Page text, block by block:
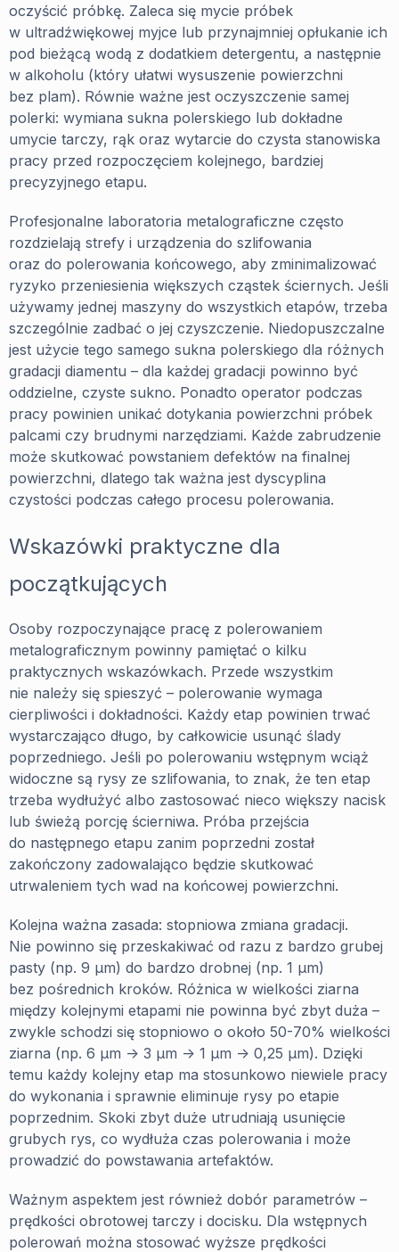
oczyścić próbkę. Zaleca się mycie próbek
w ultradźwiękowej myjce lub przynajmniej opłukanie ich
pod bieżącą wodą z dodatkiem detergentu, a następnie
w alkoholu (który ułatwi wysuszenie powierzchni
bez plam). Równie ważne jest oczyszczenie samej
polerki: wymiana sukna polerskiego lub dokładne
umycie tarczy, rąk oraz wytarcie do czysta stanowiska
pracy przed rozpoczęciem kolejnego, bardziej
precyzyjnego etapu.
Profesjonalne laboratoria metalograficzne często
rozdzielają strefy i urządzenia do szlifowania
oraz do polerowania końcowego, aby zminimalizować
ryzyko przeniesienia większych cząstek ściernych. Jeśli
używamy jednej maszyny do wszystkich etapów, trzeba
szczególnie zadbać o jej czyszczenie. Niedopuszczalne
jest użycie tego samego sukna polerskiego dla różnych
gradacji diamentu – dla każdej gradacji powinno być
oddzielne, czyste sukno. Ponadto operator podczas
pracy powinien unikać dotykania powierzchni próbek
palcami czy brudnymi narzędziami. Każde zabrudzenie
może skutkować powstaniem defektów na finalnej
powierzchni, dlatego tak ważna jest dyscyplina
czystości podczas całego procesu polerowania.
Wskazówki praktyczne dla
początkujących
Osoby rozpoczynające pracę z polerowaniem
metalograficznym powinny pamiętać o kilku
praktycznych wskazówkach. Przede wszystkim
nie należy się spieszyć – polerowanie wymaga
cierpliwości i dokładności. Każdy etap powinien trwać
wystarczająco długo, by całkowicie usunąć ślady
poprzedniego. Jeśli po polerowaniu wstępnym wciąż
widoczne są rysy ze szlifowania, to znak, że ten etap
trzeba wydłużyć albo zastosować nieco większy nacisk
lub świeżą porcję ścierniwa. Próba przejścia
do następnego etapu zanim poprzedni został
zakończony zadowalająco będzie skutkować
utrwaleniem tych wad na końcowej powierzchni.
Kolejna ważna zasada: stopniowa zmiana gradacji.
Nie powinno się przeskakiwać od razu z bardzo grubej
pasty (np. 9 µm) do bardzo drobnej (np. 1 µm)
bez pośrednich kroków. Różnica w wielkości ziarna
między kolejnymi etapami nie powinna być zbyt duża –
zwykle schodzi się stopniowo o około 50-70% wielkości
ziarna (np. 6 µm -> 3 µm -> 1 µm -> 0,25 µm). Dzięki
temu każdy kolejny etap ma stosunkowo niewiele pracy
do wykonania i sprawnie eliminuje rysy po etapie
poprzednim. Skoki zbyt duże utrudniają usunięcie
grubych rys, co wydłuża czas polerowania i może
prowadzić do powstawania artefaktów.
Ważnym aspektem jest również dobór parametrów –
prędkości obrotowej tarczy i docisku. Dla wstępnych
polerowań można stosować wyższe prędkości